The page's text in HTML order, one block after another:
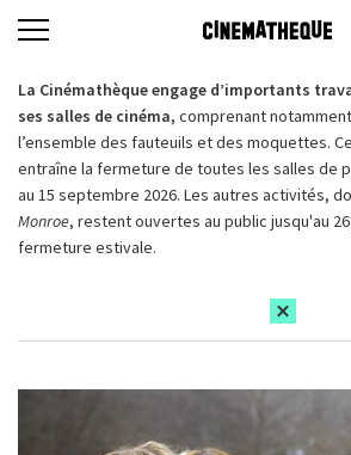
La Cinémathèque engage d’importants
ses salles de cinéma, comprenant
l’ensemble des fauteuils et des moquettes.
entraîne la fermeture de toutes les salles de
au 15 septembre 2026. Les autres activités,
Monroe, restent ouvertes au public jusqu'au
fermeture estivale.